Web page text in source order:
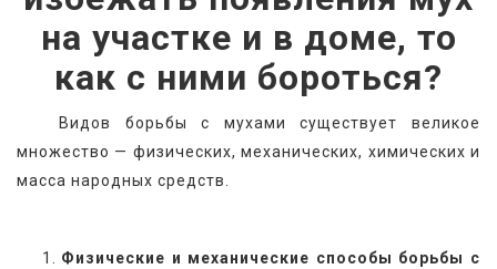
на участке и в доме, то
как с ними бороться?
Видов борьбы с мухами существует великое
множество — физических, механических, химических и
масса народных средств.
Физические и механические способы борьбы с